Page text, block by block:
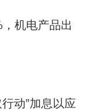
机电产品出
动”加息以应